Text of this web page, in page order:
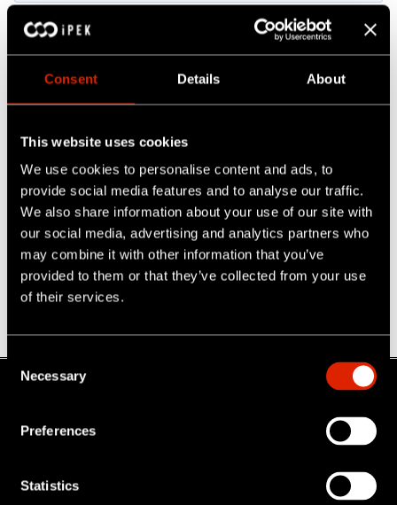
Consent Details About
This website uses cookies
We use cookies to personalise content and ads, to
provide social media features and to analyse our traffic.
We also share information about your use of our site with
our social media, advertising and analytics partners who
may combine it with other information that you’ve
provided to them or that they’ve collected from your use
of their services.
C
Necessary
Preferences
Statistics
Über Ipek
Jobs